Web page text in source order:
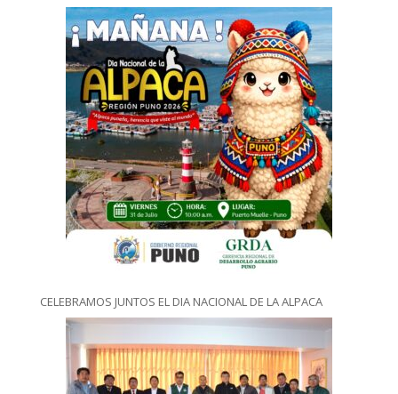
CELEBRAMOS JUNTOS EL DIA NACIONAL DE LA ALPACA